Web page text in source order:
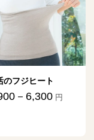
のフジヒート
－6,300 円